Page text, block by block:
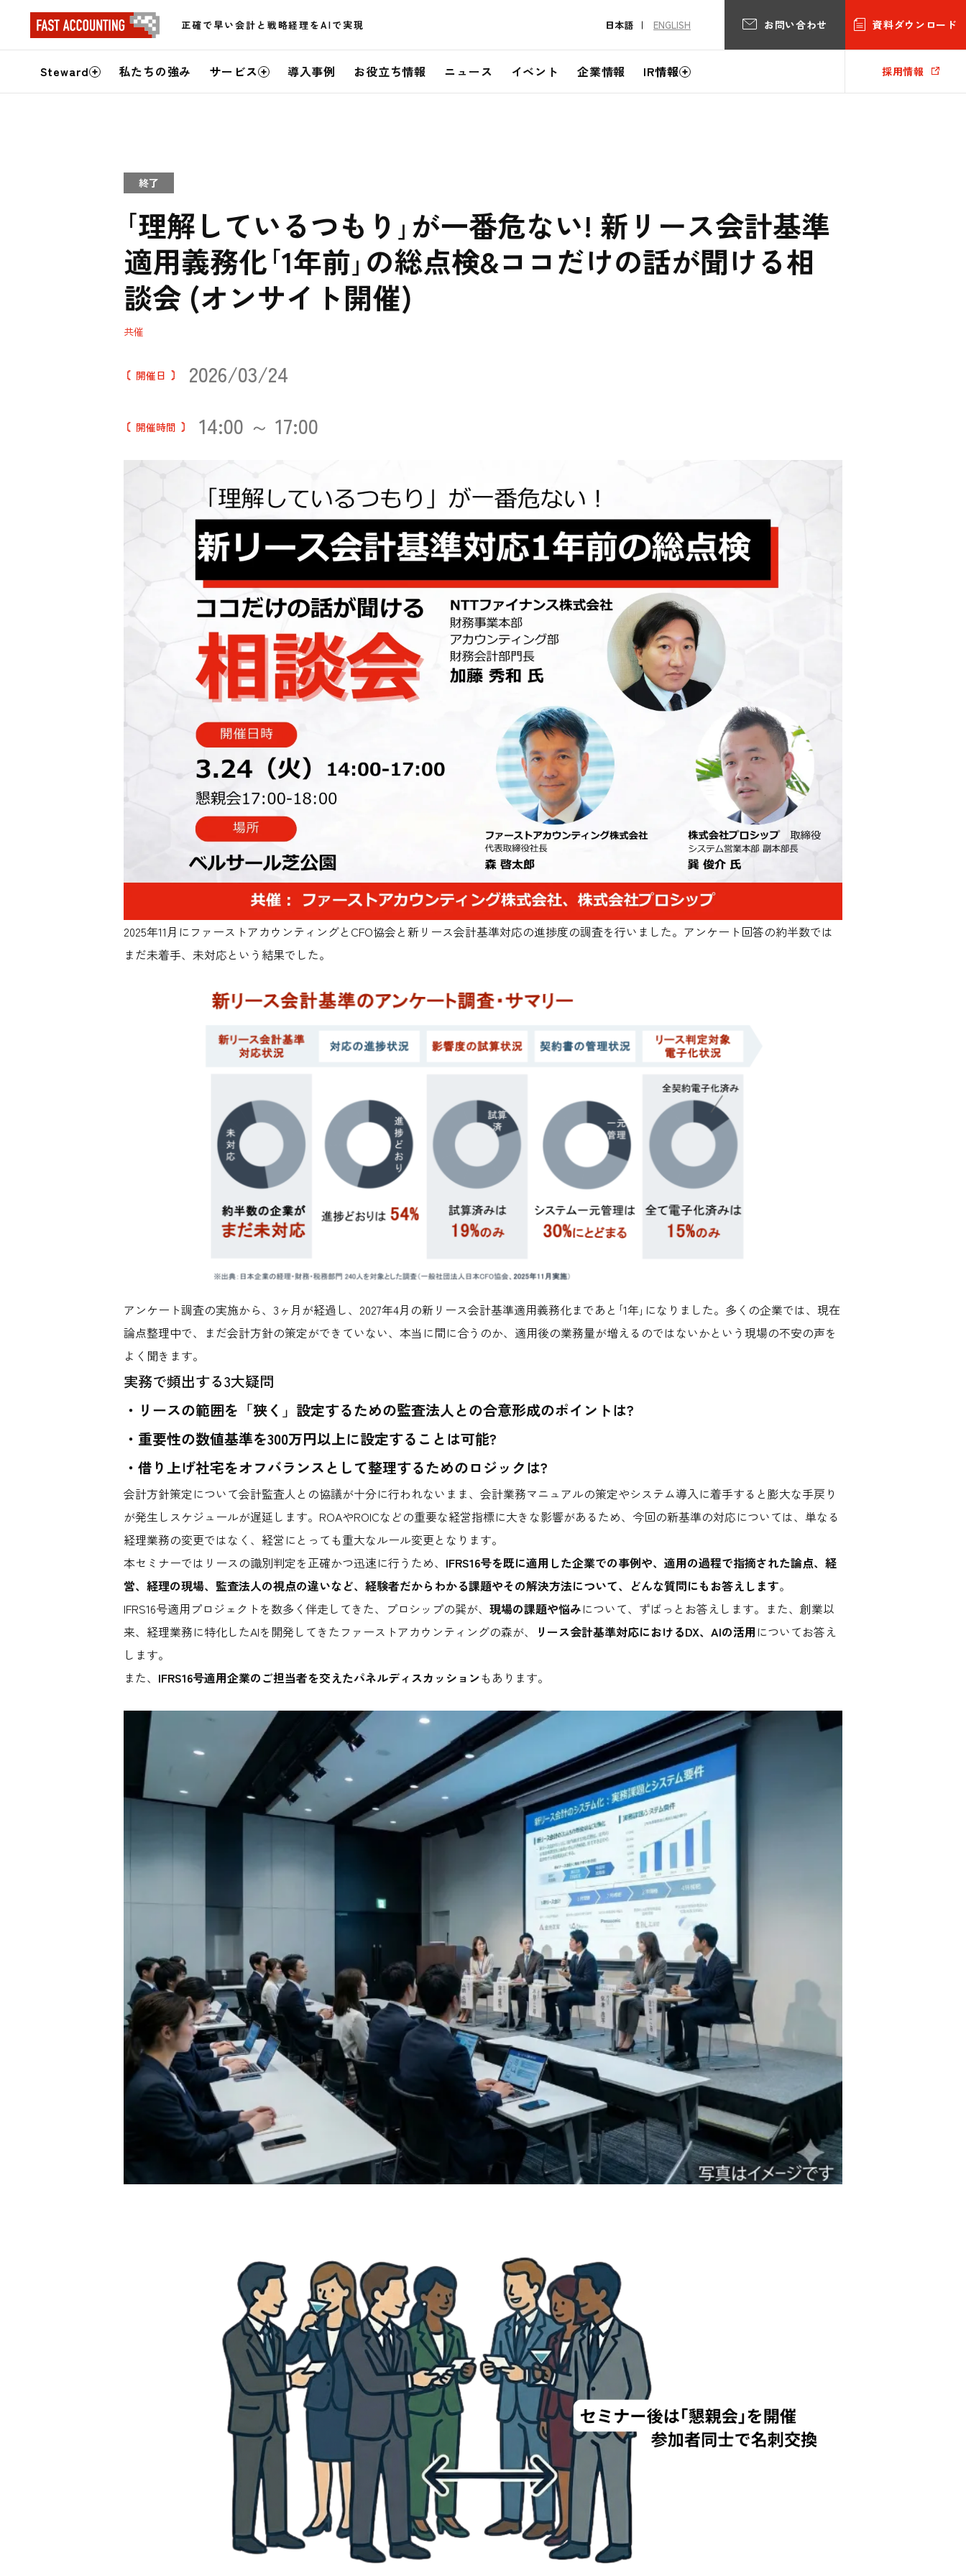
正確で早い会計と戦略経理をAIで実現 日本語 ENGLISH お問い合わせ 資料ダウンロード
サ
イ
Steward 私たちの強み サービス 導入事例 お役立ち情報 ニュース イベント 企業情報 IR情報 採用情報
｢理解しているつもり｣が一番危ない! 新リース会計基準
適用義務化｢1年前｣の総点検&ココだけの話が聞ける相
談会 (オンサイト開催)
終了
共催
開催日 2026/03/24
開催時間 14:00 ～ 17:00
2025年11月にファーストアカウンティングとCFO協会と新リース会計基準対応の進捗度の調査を行いました。アンケート回答の約半数では
まだ未着手、未対応という結果でした。
アンケート調査の実施から、3ヶ月が経過し、2027年4月の新リース会計基準適用義務化まであと｢1年｣になりました。多くの企業では、現在
論点整理中で、まだ会計方針の策定ができていない、本当に間に合うのか、適用後の業務量が増えるのではないかという現場の不安の声を
よく聞きます。
実務で頻出する3大疑問
・リースの範囲を「狭く」設定するための監査法人との合意形成のポイントは?
・重要性の数値基準を300万円以上に設定することは可能?
・借り上げ社宅をオフバランスとして整理するためのロジックは?
会計方針策定について会計監査人との協議が十分に行われないまま、会計業務マニュアルの策定やシステム導入に着手すると膨大な手戻り
が発生しスケジュールが遅延します。ROAやROICなどの重要な経営指標に大きな影響があるため、今回の新基準の対応については、単なる
経理業務の変更ではなく、経営にとっても重大なルール変更となります。
本セミナーではリースの識別判定を正確かつ迅速に行うため、 IFRS16号を既に適用した企業での事例や、適用の過程で指摘された論点、経
営、経理の現場、 監査法人の視点の違いなど、経験者だからわかる課題やその解決方法について、どんな質問にもお答えします。
IFRS16号適用プロジェクトを数多く伴走してきた、プロシップの巽が、 現場の課題や悩みについて、ずばっとお答えします。また、創業以
来、経理業務に特化したAIを開発してきたファーストアカウンティングの森が、
リース会計基準対応におけるDX、AIの活用 についてお答え
します。
また、 IFRS16号適用企業のご担当者を交えたパネルディスカッションもあります。